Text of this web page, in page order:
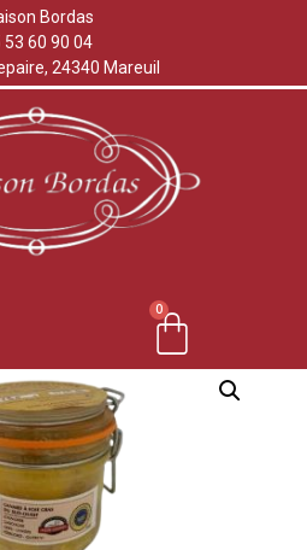
Bordas
53 60 90 04
24340 Mareuil
0